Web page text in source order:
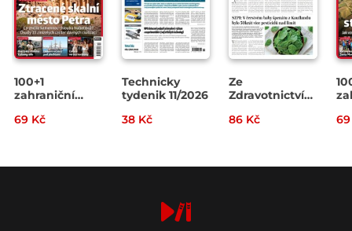
100+1
zahraniční
14/2026
69 Kč
Technicky
tydenik 11/2026
38 Kč
Ze
Zdravotnictví
86 Kč